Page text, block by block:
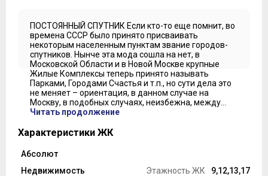
ПОСТОЯННЫЙ СПУТНИК Если кто-то еще помнит, во
времена СССР было принято присваивать
некоторым населенным пунктам звание городов-
спутников. Нынче эта мода сошла на нет, в
Московской Области и в Новой Москве крупные
Жилые Комплексы теперь принято называть
Парками, Городами Счастья и т.п., но сути дела это
не меняет – ориентация, в данном случае на
Москву, в подобных случаях, неизбежна, между...
Читать продолжение
Характеристики ЖК
Застройщик
Абсолют
Недвижимость
Этажность ЖК
9,12,13,17